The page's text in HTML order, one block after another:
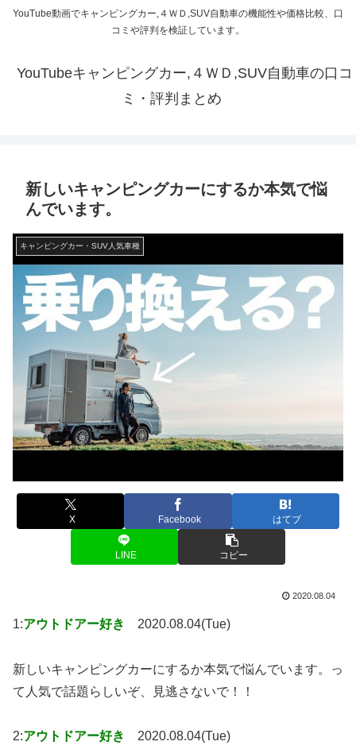
YouTube動画でキャンピングカー,４ＷＤ,SUV自動車の機能性や価格比較、口
コミや評判を検証しています。
YouTubeキャンピングカー,４ＷＤ,SUV自動車の口コ
ミ・評判まとめ
新しいキャンピングカーにするか本気で悩
んでいます。
キャンピングカー・SUV人気車種
X Facebook はてブ
LINE コピー
2020.08.04
1:アウトドアー好き 2020.08.04(Tue)
新しいキャンピングカーにするか本気で悩んでいます。っ
て人気で話題らしいぞ、見逃さないで！！
2:アウトドアー好き 2020.08.04(Tue)